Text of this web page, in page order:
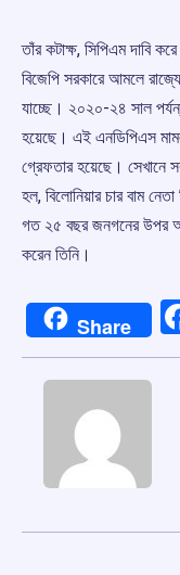
তাঁর কটাক্ষ, সিপিএম দাবি
বিজেপি সরকারে আমলে
যাচ্ছে। ২০২০-২৪ সাল
হয়েছে। এই এনডিপিএস
গ্রেফতার হয়েছে। সেখানে
হল, বিলোনিয়ার চার বাম
গত ২৫ বছর জনগনের উপর
করেন তিনি।
Share